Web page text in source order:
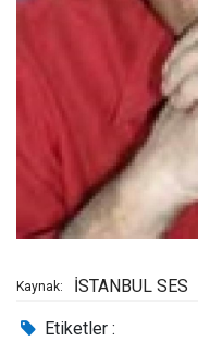
Kaynak: İSTANBUL SES
Etiketler :